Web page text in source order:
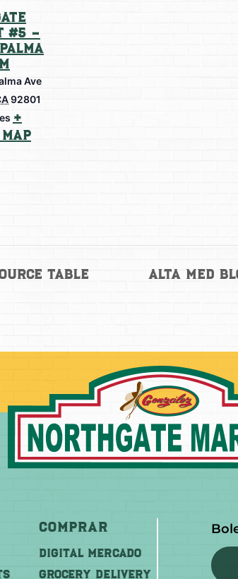
#5 –
Ave
92801
+
Table Alta Med
Comprar
DIGITAL MERCADO
Grocery Delivery